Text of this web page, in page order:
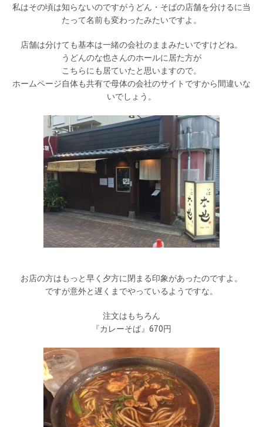
私はその頃は知らないのですがうどん・そばの店舗を分けるに当
たって名前も変わったみたいですよ。
店舗は分けても基本は一緒の会社のままみたいですけどね。
うどんのな也さんのホールに居た方が
こちらにも居ていたと思いますので。
ホームページ自体も共有で母体の会社のサイトですから間違いな
いでしょう。
お店の方はもっと早く夕方に閉まる印象があったのですよ。
ですが意外と遅くまでやっているようですな。
注文はもちろん
『カレーそば』670円